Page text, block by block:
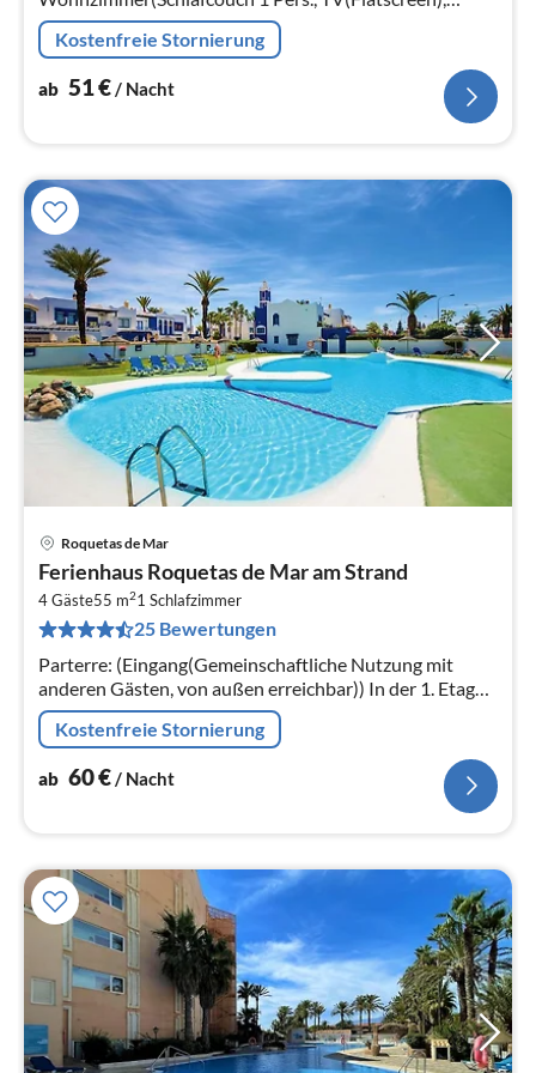
Esstisch, Sitzecke)
Kostenfreie Stornierung
ab 51€/ Nacht
Roquetas de Mar
Ferienhaus Roquetas de Mar am Strand
4 Gäste55 m21 Schlafzimmer
25 Bewertungen
Parterre: (Eingang(Gemeinschaftliche Nutzung mit
anderen Gästen, von außen erreichbar)) In der 1. Etage:
(Eingang, Wohnzimmer(Doppelschlafcouch(150 x 200
cm), TV(Satellit)
Kostenfreie Stornierung
ab 60€/ Nacht